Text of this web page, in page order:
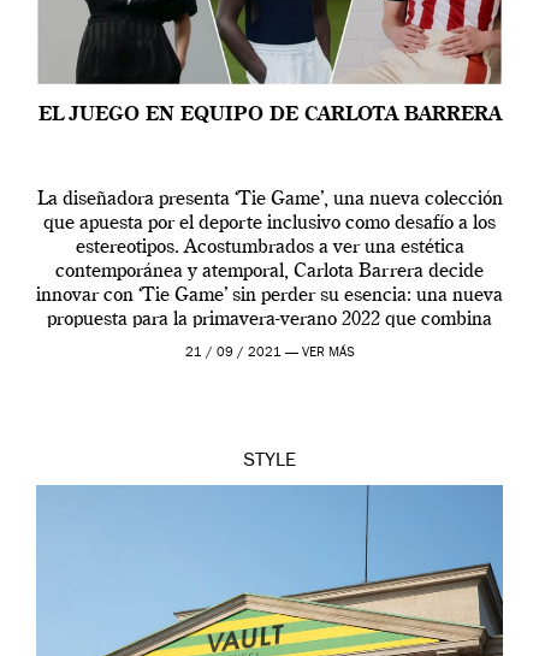
EL JUEGO EN EQUIPO DE CARLOTA BARRERA
La diseñadora presenta ‘Tie Game’, una nueva colección
que apuesta por el deporte inclusivo como desafío a los
estereotipos. Acostumbrados a ver una estética
contemporánea y atemporal, Carlota Barrera decide
innovar con ‘Tie Game’ sin perder su esencia: una nueva
propuesta para la primavera-verano 2022 que combina
una atmósfera relajada del fútbol de los 70 […]
21 / 09 / 2021 — VER MÁS
STYLE